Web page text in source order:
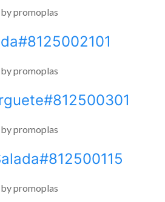
bypromoplas
bypromoplas
bypromoplas
bypromoplas